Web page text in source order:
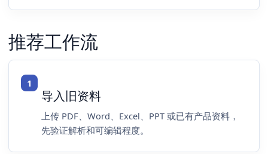
推荐工作流
导入旧资料
上传 PDF、Word、Excel、PPT 或已有产品资料，
先验证解析和可编辑程度。